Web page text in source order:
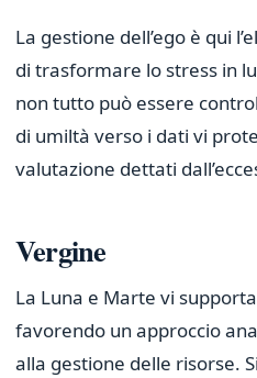
La gestione dell’ego è qui
di trasformare lo stress in
non tutto può essere
di umiltà verso i dati vi
valutazione dettati
Vergine
La Luna e Marte vi
favorendo un approccio
alla gestione delle risorse.